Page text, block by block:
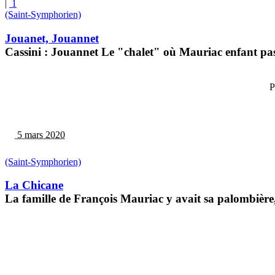
1
(Saint-Symphorien)
Jouanet, Jouannet
Cassini : Jouannet Le "chalet" où Mauriac enfant
5 mars 2020
(Saint-Symphorien)
La Chicane
La famille de François Mauriac y avait sa